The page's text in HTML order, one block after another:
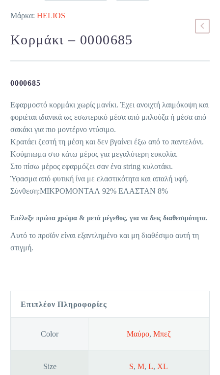
Μάρκα: HELIOS
Κορμάκι – 0000685
0000685
Εφαρμοστό κορμάκι χωρίς μανίκι. Έχει ανοιχτή λαιμόκοψη και
φοριέται ιδανικά ως εσωτερικό μέσα από μπλούζα ή μέσα από
σακάκι για πιο μοντέρνο ντύσιμο.
Κρατάει ζεστή τη μέση και δεν βγαίνει έξω από το παντελόνι.
Κούμπωμα στο κάτω μέρος για μεγαλύτερη ευκολία.
Στο πίσω μέρος εφαρμόζει σαν ένα string κυλοτάκι.
Ύφασμα από φυτική ίνα με ελαστικότητα και απαλή υφή.
Σύνθεση:ΜΙΚΡΟΜΟΝΤΑΛ 92% ΕΛΑΣΤΑΝ 8%
Επέλεξε πρώτα χρώμα & μετά μέγεθος, για να δεις διαθεσιμότητα.
Αυτό το προϊόν είναι εξαντλημένο και μη διαθέσιμο αυτή τη
στιγμή.
Επιπλέον Πληροφορίες
Color Μαύρο, Μπεζ
Size S, M, L, XL